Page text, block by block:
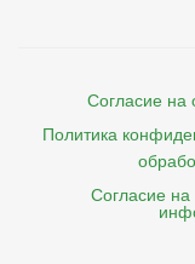
Согласие на
Политика
Согласие